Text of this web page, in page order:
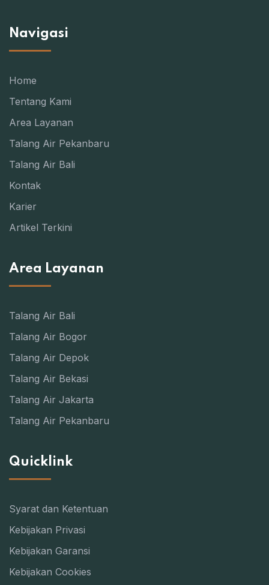
Navigasi
Home
Tentang Kami
Area Layanan
Talang Air Pekanbaru
Talang Air Bali
Kontak
Karier
Artikel Terkini
Area Layanan
Talang Air Bali
Talang Air Bogor
Talang Air Depok
Talang Air Bekasi
Talang Air Jakarta
Talang Air Pekanbaru
Quicklink
Syarat dan Ketentuan
Kebijakan Privasi
Kebijakan Garansi
Kebijakan Cookies